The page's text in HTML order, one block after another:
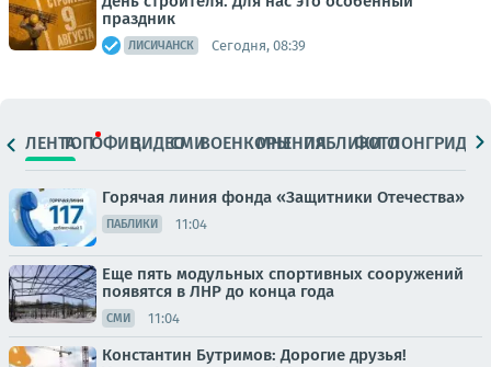
праздник
ЛИСИЧАНСК Сегодня, 08:39
ЛЕНТАТОПОФИЦ.ВИДЕОСМИВОЕНКОРЫМНЕНИЯПАБЛИКИ
ФОТОЛОНГРИДЫ
Горячая линия фонда «Защитники Отечества»
ПАБЛИКИ 11:04
Еще пять модульных спортивных сооружений
появятся в ЛНР до конца года
СМИ 11:04
Константин Бутримов: Дорогие друзья!